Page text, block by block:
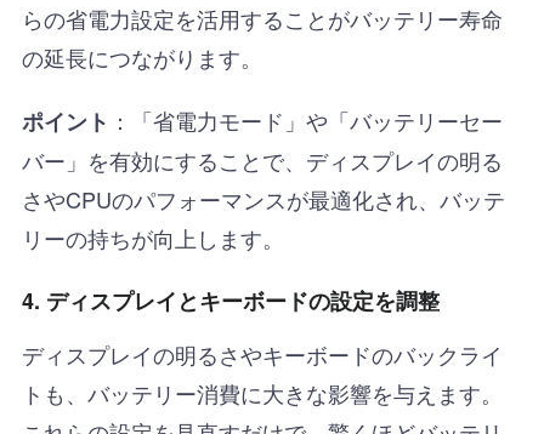
らの省電力設定を活用することがバッテリー寿命
の延長につながります。
ポイント ：「省電力モード」や「バッテリーセー
バー」を有効にすることで、ディスプレイの明る
さやCPUのパフォーマンスが最適化され、バッテ
リーの持ちが向上します。
4. ディスプレイとキーボードの設定を調整
ディスプレイの明るさやキーボードのバックライ
トも、バッテリー消費に大きな影響を与えます。